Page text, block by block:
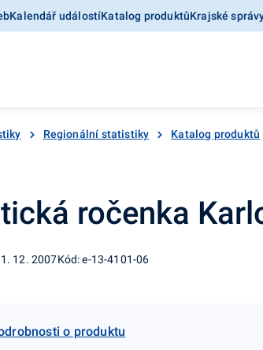
Kalendář událostíKatalog produktůKrajské
Regionální statistiky Katalog produktů
ročenka
12. 2007Kód: e-13-4101-06
o produktu